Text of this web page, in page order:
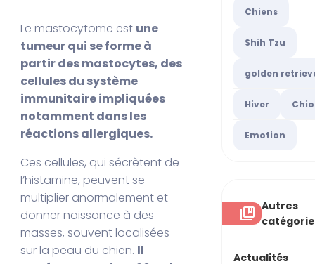
Le mastocytome est une
tumeur qui se forme à
partir des mastocytes, des
cellules du système
immunitaire impliquées
notamment dans les
réactions allergiques.
Ces cellules, qui sécrètent de
l’histamine, peuvent se
multiplier anormalement et
donner naissance à des
masses, souvent localisées
sur la peau du chien. Il
Chiens
Shih Tzu
golden
Hiver
Emotion
Autres
Actualités